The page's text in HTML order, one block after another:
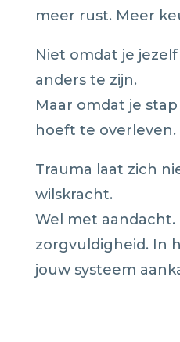
meer rust. Meer
Niet omdat je
anders te zijn.
Maar omdat je
hoeft te overleven.
Trauma laat zich
wilskracht.
Wel met aandacht.
zorgvuldigheid. In
jouw systeem